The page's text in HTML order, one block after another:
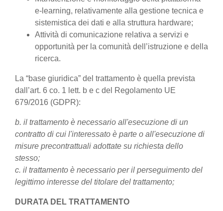
e-learning, relativamente alla gestione tecnica e
sistemistica dei dati e alla struttura hardware;
Attività di comunicazione relativa a servizi e
opportunità per la comunità dell’istruzione e della
ricerca.
La “base giuridica” del trattamento è quella prevista
dall’art. 6 co. 1 lett. b e c del Regolamento UE
679/2016 (GDPR):
b. il trattamento è necessario all'esecuzione di un
contratto di cui l'interessato è parte o all'esecuzione di
misure precontrattuali adottate su richiesta dello
stesso;
c. il trattamento è necessario per il perseguimento del
legittimo interesse del titolare del trattamento;
DURATA DEL TRATTAMENTO